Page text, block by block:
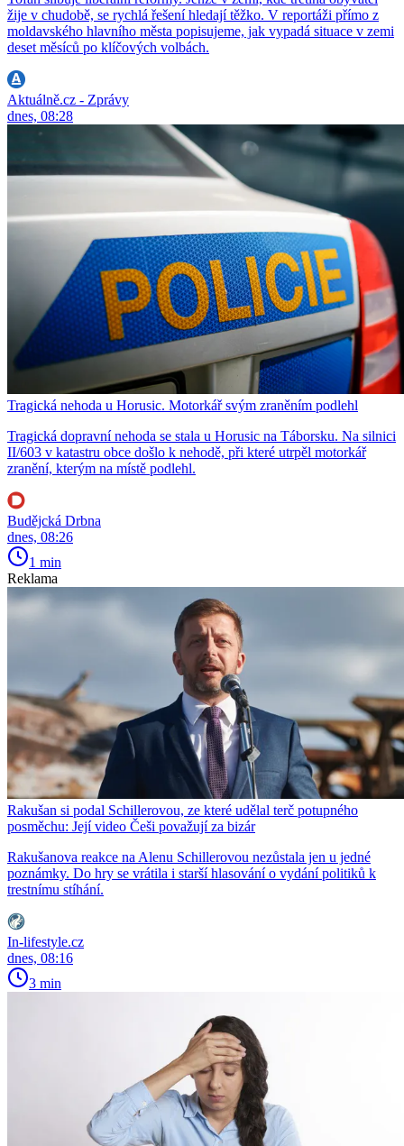
žije v chudobě, se rychlá řešení hledají těžko. V reportáži přímo z
moldavského hlavního města popisujeme, jak vypadá situace v zemi
deset měsíců po klíčových volbách.
Aktuálně.cz - Zprávy
dnes, 08:28
Tragická nehoda u Horusic. Motorkář svým zraněním podlehl
Tragická dopravní nehoda se stala u Horusic na Táborsku. Na silnici
II/603 v katastru obce došlo k nehodě, při které utrpěl motorkář
zranění, kterým na místě podlehl.
Budějcká Drbna
dnes, 08:26
1 min
Reklama
Rakušan si podal Schillerovou, ze které udělal terč potupného
posměchu: Její video Češi považují za bizár
Rakušanova reakce na Alenu Schillerovou nezůstala jen u jedné
poznámky. Do hry se vrátila i starší hlasování o vydání politiků k
trestnímu stíhání.
In-lifestyle.cz
dnes, 08:16
3 min